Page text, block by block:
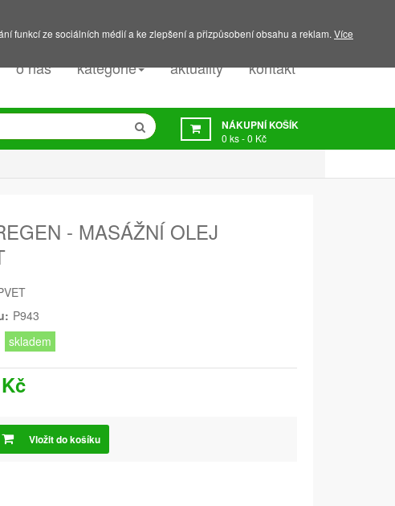
o nás kategorie aktuality kontakt
NÁKUPNÍ KOŠÍK
0 ks -0 Kč
- MASÁŽNÍ OLEJ
P943
skladem
Vložit do košíku
funkcí ze sociálních médií a ke zlepšení a přizpůsobení obsahu a reklam. Více